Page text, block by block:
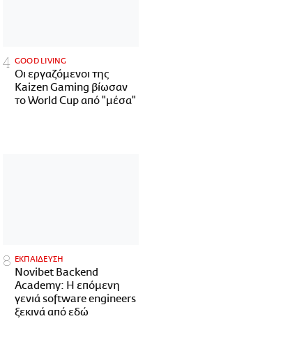
GOOD LIVING
Οι εργαζόμενοι της
Kaizen Gaming βίωσαν
το World Cup από "μέσα"
ΕΚΠΑΙΔΕΥΣΗ
Novibet Backend
Academy: Η επόμενη
γενιά software engineers
ξεκινά από εδώ